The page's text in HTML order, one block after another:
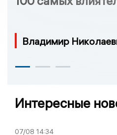
Владимир
Интересные
07/08 14:34